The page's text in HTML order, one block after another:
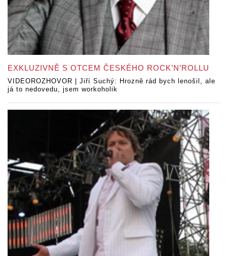
EXKLUZIVNĚ S OTCEM ČESKÉHO ROCK’N’ROLLU
VIDEOROZHOVOR | Jiří Suchý: Hrozně rád bych lenošil, ale
já to nedovedu, jsem workoholik